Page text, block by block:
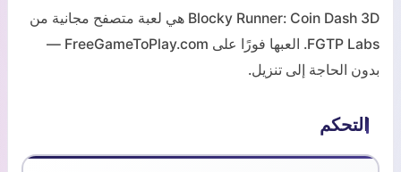
Blocky Runner: Coin Dash 3D هي لعبة متصفح مجانية من
FGTP Labs. العبها فورًا على FreeGameToPlay.com —
بدون الحاجة إلى تنزيل.
التحكم